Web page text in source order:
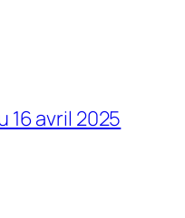
16 avril 2025